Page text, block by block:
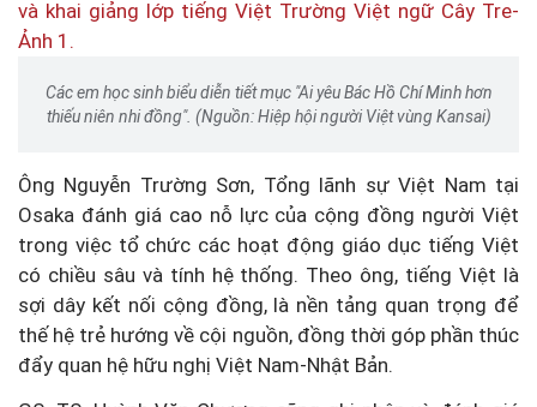
Các em học sinh biểu diễn tiết mục "Ai yêu Bác Hồ Chí Minh hơn
thiếu niên nhi đồng". (Nguồn: Hiệp hội người Việt vùng Kansai)
Ông Nguyễn Trường Sơn, Tổng lãnh sự Việt Nam tại
Osaka đánh giá cao nỗ lực của cộng đồng người Việt
trong việc tổ chức các hoạt động giáo dục tiếng Việt
có chiều sâu và tính hệ thống. Theo ông, tiếng Việt là
sợi dây kết nối cộng đồng, là nền tảng quan trọng để
thế hệ trẻ hướng về cội nguồn, đồng thời góp phần thúc
đẩy quan hệ hữu nghị Việt Nam-Nhật Bản.